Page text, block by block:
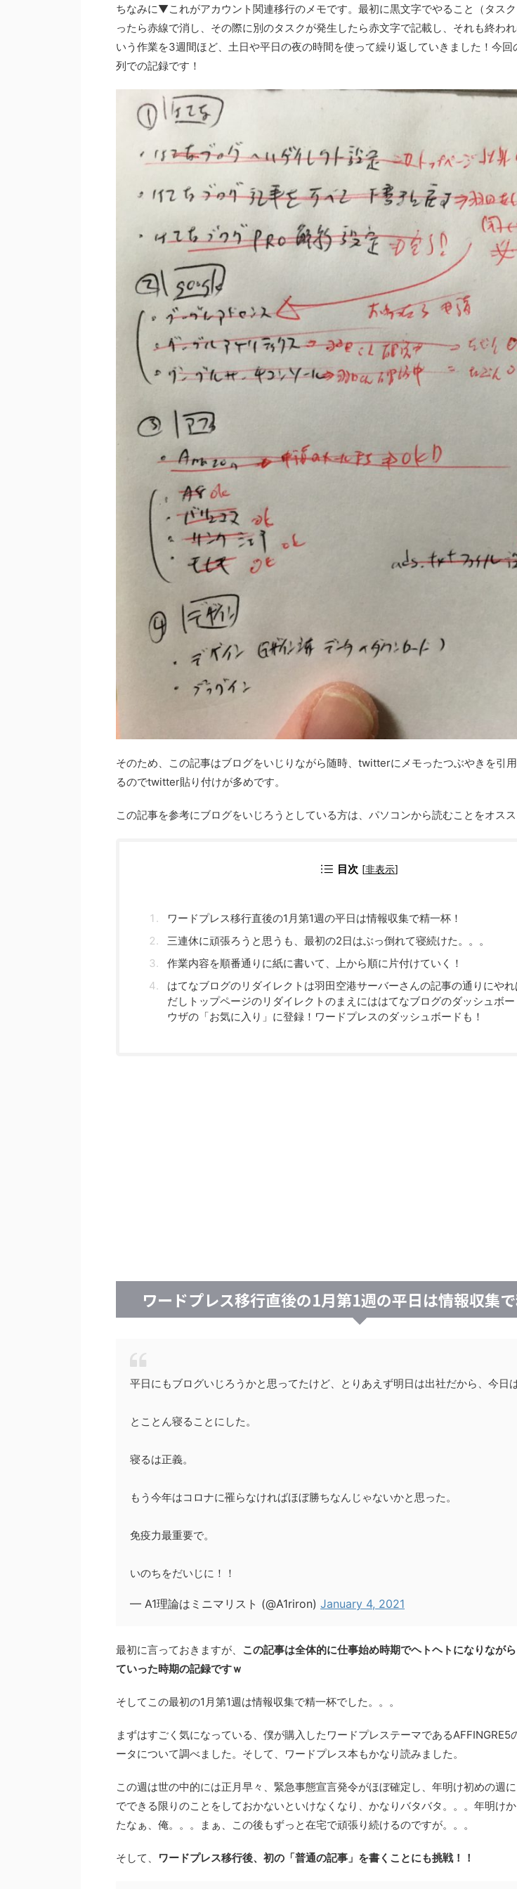
ちなみに▼これがアカウント関連移行のメモです。最初に黒文字でやること（タス
ったら赤線で消し、その際に別のタスクが発生したら赤文字で記載し、それも終わ
いう作業を3週間ほど、土日や平日の夜の時間を使って繰り返していきました！今回
列での記録です！
そのため、この記事はブログをいじりながら随時、twitterにメモったつぶやきを引
るのでtwitter貼り付けが多めです。
この記事を参考にブログをいじろうとしている方は、パソコンから読むことをオスス
目次 [非表示]
ワードプレス移行直後の1月第1週の平日は情報収集で精一杯！
三連休に頑張ろうと思うも、最初の2日はぶっ倒れて寝続けた。。。
作業内容を順番通りに紙に書いて、上から順に片付けていく！
はてなブログのリダイレクトは羽田空港サーバーさんの記事の通りにやれ
だしトップページのリダイレクトのまえにははてなブログのダッシュボー
ウザの「お気に入り」に登録！ワードプレスのダッシュボードも！
ワードプレス移行直後の1月第1週の平日は情報収集で
平日にもブログいじろうかと思ってたけど、とりあえず明日は出社だから、今日は
とことん寝ることにした。
寝るは正義。
もう今年はコロナに罹らなければほぼ勝ちなんじゃないかと思った。
免疫力最重要で。
いのちをだいじに！！
— A1理論はミニマリスト (@A1riron) January 4, 2021
最初に言っておきますが、 この記事は全体的に仕事始め時期でヘトヘトになりなが
ていった時期の記録ですｗ
そしてこの最初の1月第1週は情報収集で精一杯でした。。。
まずはすごく気になっている、僕が購入したワードプレステーマであるAFFINGRE5
ータについて調べました。そして、ワードプレス本もかなり読みました。
この週は世の中的には正月早々、緊急事態宣言発令がほぼ確定し、年明け初めの週
でできる限りのことをしておかないといけなくなり、かなりバタバタ。。。年明け
たなぁ、俺。。。まぁ、この後もずっと在宅で頑張り続けるのですが。。。
そして、 ワードプレス移行後、初の「普通の記事」を書くことにも挑戦！！